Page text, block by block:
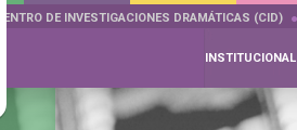
CENTRO DE INVESTIGACIONES DRAMÁTICAS (CID)
INSTITUCIONAL